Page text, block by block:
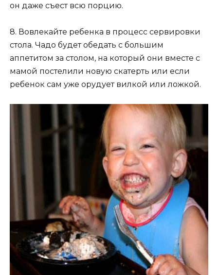
он даже съест всю порцию.
8. Вовлекайте ребенка в процесс сервировки
стола. Чадо будет обедать с большим
аппетитом за столом, на который они вместе с
мамой постелили новую скатерть или если
ребенок сам уже орудует вилкой или ложкой.